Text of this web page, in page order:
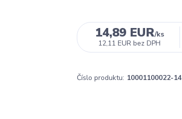
14,89 EUR/ks
12,11 EUR bez DPH
Číslo produktu: 10001100022-14